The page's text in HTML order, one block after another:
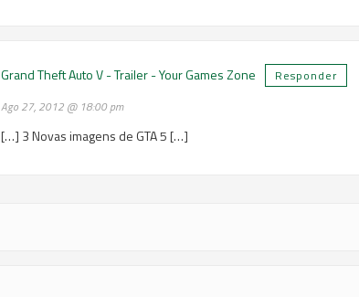
Grand Theft Auto V - Trailer - Your Games Zone Responder
Ago 27, 2012 @ 18:00 pm
[…] 3 Novas imagens de GTA 5 […]